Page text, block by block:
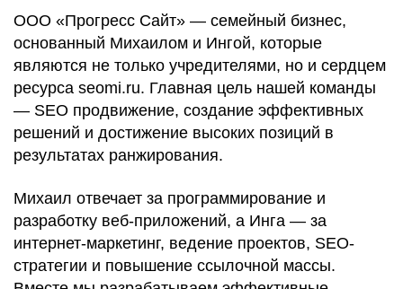
ООО «Прогресс Сайт» — семейный бизнес,
основанный Михаилом и Ингой, которые
являются не только учредителями, но и сердцем
ресурса seomi.ru. Главная цель нашей команды
— SEO продвижение, создание эффективных
решений и достижение высоких позиций в
результатах ранжирования.
Михаил отвечает за программирование и
разработку веб-приложений, а Инга — за
интернет-маркетинг, ведение проектов, SEO-
стратегии и повышение ссылочной массы.